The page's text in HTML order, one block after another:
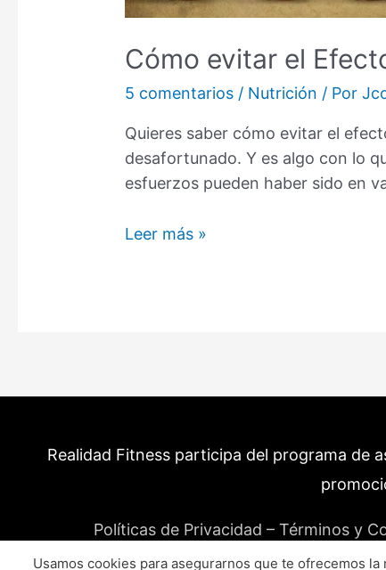
Cómo evitar el
5 comentarios / Nutrición / Por
Quieres saber cómo evitar el
desafortunado. Y es algo con lo
esfuerzos pueden haber sido en
Cómo
Por
(Guía)
Leer más »
Realidad Fitness participa del programa de
Políticas de Privacidad – Términos y
Usamos cookies para asegurarnos que te ofrecemos